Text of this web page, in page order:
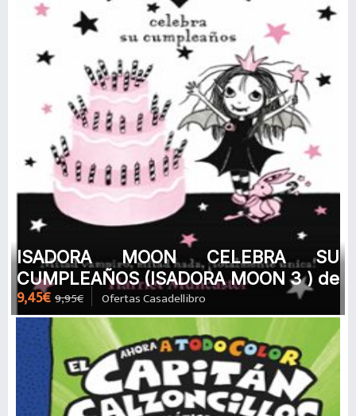
ISADORA MOON CELEBRA SU
CUMPLEAÑOS (ISADORA MOON 3 ) de
HARRIET MUNCASTER
9,45€ 9,95€ Ofertas Casadellibro